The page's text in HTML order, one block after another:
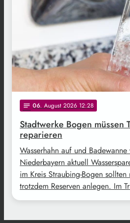
notes 06. August 2026 12:28
Stadtwerke Bogen müssen
reparieren
Wasserhahn auf und
Niederbayern aktuell
im Kreis Straubing-Bogen
trotzdem Reserven anlegen. Im